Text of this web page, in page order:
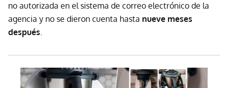
no autorizada en el sistema de correo electrónico de la
agencia y no se dieron cuenta hasta nueve meses
después.